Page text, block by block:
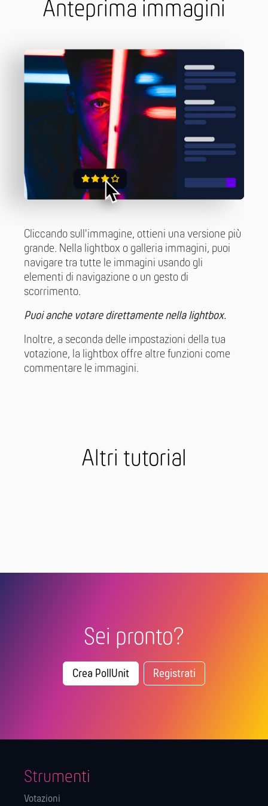
Anteprima immagini
Cliccando sull'immagine, ottieni una versione più
grande. Nella lightbox o galleria immagini, puoi
navigare tra tutte le immagini usando gli
elementi di navigazione o un gesto di
scorrimento.
Puoi anche votare direttamente nella lightbox.
Inoltre, a seconda delle impostazioni della tua
votazione, la lightbox offre altre funzioni come
commentare le immagini.
Altri tutorial
Sei pronto?
Crea PollUnit Registrati
Strumenti
Votazioni